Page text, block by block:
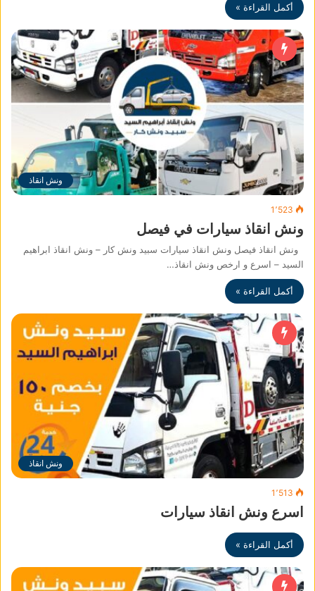
أكمل القراءة »
ونش انقاذ
1٬523
ونش انقاذ سيارات في فيصل
ونش انقاذ فيصل ونش انقاذ سيارات سبيد ونش كار – ونش انقاذ ابراهيم
السيد – اسرع و ارخص ونش انقاذ…
أكمل القراءة »
ونش انقاذ
1٬513
اسرع ونش انقاذ سيارات
أكمل القراءة »